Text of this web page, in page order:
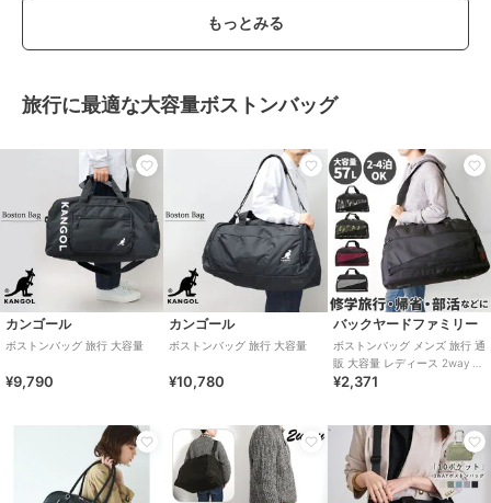
もっとみる
旅行に最適な大容量ボストンバッグ
カンゴール
ボストンバッグ 旅行 大容量
¥9,790
カンゴール
ボストンバッグ 旅行 大容量
¥10,780
バックヤードファミリー
ボストンバッグ メンズ 旅行 通
販 大容量 レディース 2way シ
ョルダー スポーツ 修学旅行 シ
¥2,371